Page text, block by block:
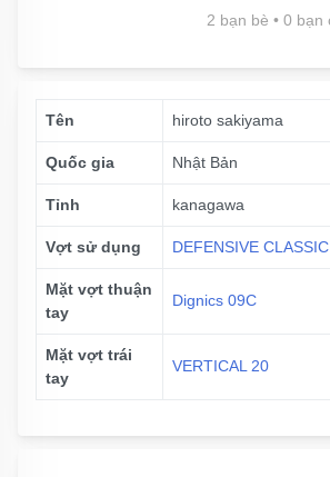
2 bạn bè • 0 bạn
Tên hiroto sakiyama
Quốc gia Nhật Bản
Tỉnh kanagawa
Vợt sử dụng DEFENSIVE CLASSIC
Mặt vợt thuận
tay
Dignics 09C
Mặt vợt trái
tay
VERTICAL 20